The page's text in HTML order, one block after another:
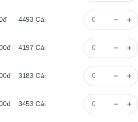
4493 Cái
4197 Cái
3183 Cái
3453 Cái